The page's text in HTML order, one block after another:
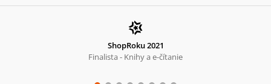
ShopRoku 2021
Finalista - Knihy a e-čítanie